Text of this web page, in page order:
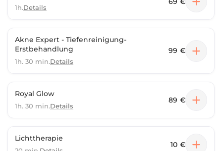
unser täglicher Antrieb. Komm vorbei, schalte ab und
heraus strahlen lässt.
1h.Details
Akne Expert - Tiefenreinigung-
Erstbehandlung
1h. 30 min.Details
99 €
Royal Glow
1h. 30 min.Details
89 €
Lichttherapie
10 €